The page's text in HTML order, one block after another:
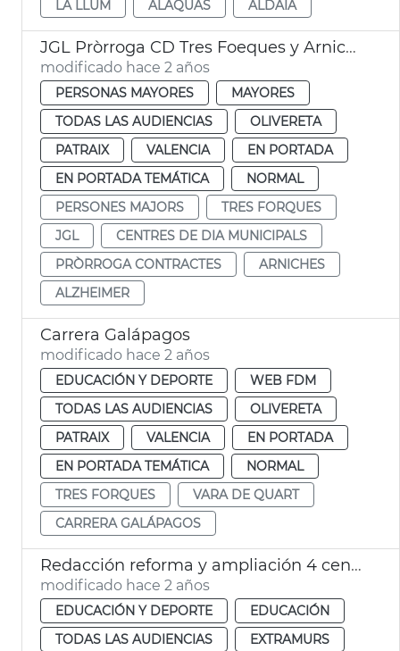
LA LLUM
ALAQUÀS ALDAIA
JGL Pròrroga CD Tres Foeques y Arniches
modificado hace 2 años
PERSONAS MAYORES
MAYORES
TODAS LAS AUDIENCIAS
OLIVERETA
PATRAIX
VALENCIA
EN PORTADA
EN PORTADA TEMÁTICA
NORMAL
PERSONES MAJORS
TRES FORQUES
JGL
CENTRES DE DIA MUNICIPALS
PRÒRROGA CONTRACTES
ARNICHES
ALZHEIMER
Carrera Galápagos
modificado hace 2 años
EDUCACIÓN Y DEPORTE
WEB FDM
TODAS LAS AUDIENCIAS
OLIVERETA
PATRAIX
VALENCIA
EN PORTADA
EN PORTADA TEMÁTICA
NORMAL
TRES FORQUES
VARA DE QUART
CARRERA GALÁPAGOS
Redacción reforma y ampliación 4 centros escolares
modificado hace 2 años
EDUCACIÓN Y DEPORTE
EDUCACIÓN
TODAS LAS AUDIENCIAS
EXTRAMURS